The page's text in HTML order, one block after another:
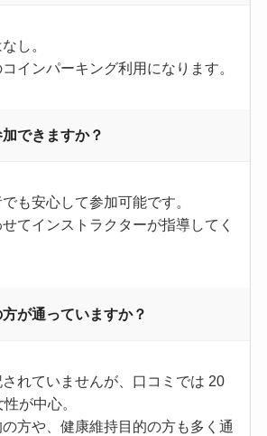
し。
インパーキング利用になります。
できますか？
も安心して参加可能です。
てインストラクターが指導してく
が通っていますか？
れていませんが、口コミでは 20
が中心。
方や、健康維持目的の方も多く通